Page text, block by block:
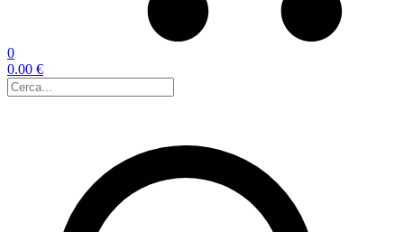
0
0.00 €